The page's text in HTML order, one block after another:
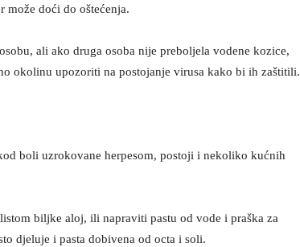
može doći do oštećenja.
ali ako druga osoba nije preboljela vodene kozice,
okolinu upozoriti na postojanje virusa kako bi ih zaštitili.
boli uzrokovane herpesom, postoji i nekoliko kućnih
biljke aloj, ili napraviti pastu od vode i praška za
djeluje i pasta dobivena od octa i soli.